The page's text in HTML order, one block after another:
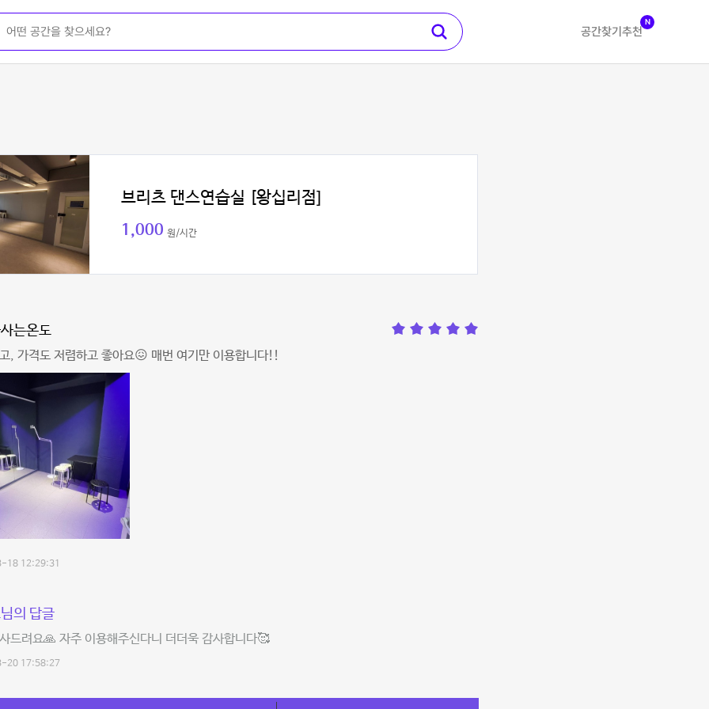
공간찾기 추천
N
브리츠 댄스연습실 [왕십리점]
1,000 원/시간
는온도
, 가격도 저렴하고 좋아요😖 매번 여기만 이용합니다!!
18 12:29:31
의 답글
드려요🙏 자주 이용해주신다니 더더욱 감사합니다🥰
20 17:58:27